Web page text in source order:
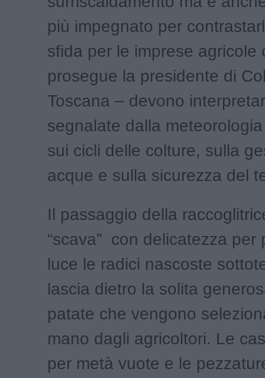
più impegnato per
sfida per le imprese agricole
prosegue la presidente di
Toscana – devono
segnalate dalla
sui cicli delle colture, sulla
acque e sulla sicurezza del
Il passaggio della
“scava” con delicatezza per
luce le radici nascoste
lascia dietro la solita
patate che vengono
mano dagli agricoltori. Le
per metà vuote e le